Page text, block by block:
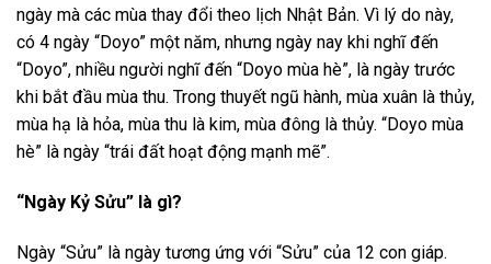
ngày mà các mùa thay đổi theo lịch Nhật Bản. Vì lý do này,
có 4 ngày “Doyo” một năm, nhưng ngày nay khi nghĩ đến
“Doyo”, nhiều người nghĩ đến “Doyo mùa hè”, là ngày trước
khi bắt đầu mùa thu. Trong thuyết ngũ hành, mùa xuân là thủy,
mùa hạ là hỏa, mùa thu là kim, mùa đông là thủy. “Doyo mùa
hè” là ngày “trái đất hoạt động mạnh mẽ”.
“Ngày Kỷ Sửu” là gì?
Ngày “Sửu” là ngày tương ứng với “Sửu” của 12 con giáp.